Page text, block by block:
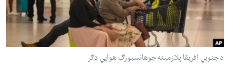
شئ
ځای
له مونږ سره په تماس کې پاتې شئ
د جنوبي افریقا پلازمینه جوهانسبورګ هوایي ډګر